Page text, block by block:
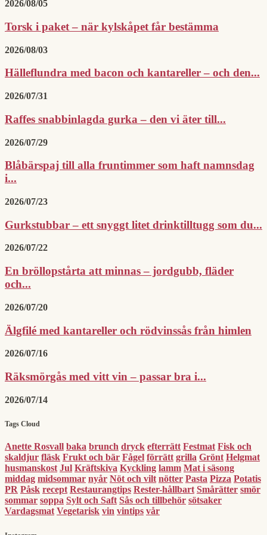
2026/08/05
Torsk i paket – när kylskåpet får bestämma
2026/08/03
Hälleflundra med bacon och kantareller – och den...
2026/07/31
Raffes snabbinlagda gurka – den vi äter till...
2026/07/29
Blåbärspaj till alla fruntimmer som haft namnsdag
i...
2026/07/23
Gurkstubbar – ett snyggt litet drinktilltugg som du...
2026/07/22
En bröllopstårta att minnas – jordgubb, fläder
och...
2026/07/20
Älgfilé med kantareller och rödvinssås från himlen
2026/07/16
Räksmörgås med vitt vin – passar bra i...
2026/07/14
Tags Cloud
Anette Rosvall baka brunch dryck efterrätt Festmat Fisk och
skaldjur fläsk Frukt och bär Fågel förrätt grilla Grönt Helgmat
husmanskost Jul Kräftskiva Kyckling lamm Mat i säsong
middag midsommar nyår Nöt och vilt nötter Pasta Pizza Potatis
PR Påsk recept Restaurangtips Rester-hållbart Smårätter smör
sommar soppa Sylt och Saft Sås och tillbehör sötsaker
Vardagsmat Vegetarisk vin vintips vår